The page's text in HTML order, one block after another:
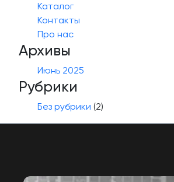
Каталог
Контакты
Про нас
Архивы
Июнь 2025
Рубрики
Без рубрики (2)